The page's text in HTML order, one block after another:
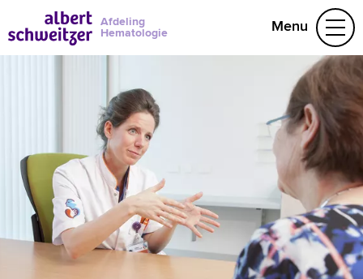
Afdeling
Hematologie Menu
Behandelteam
Research
Naar home asz.nl